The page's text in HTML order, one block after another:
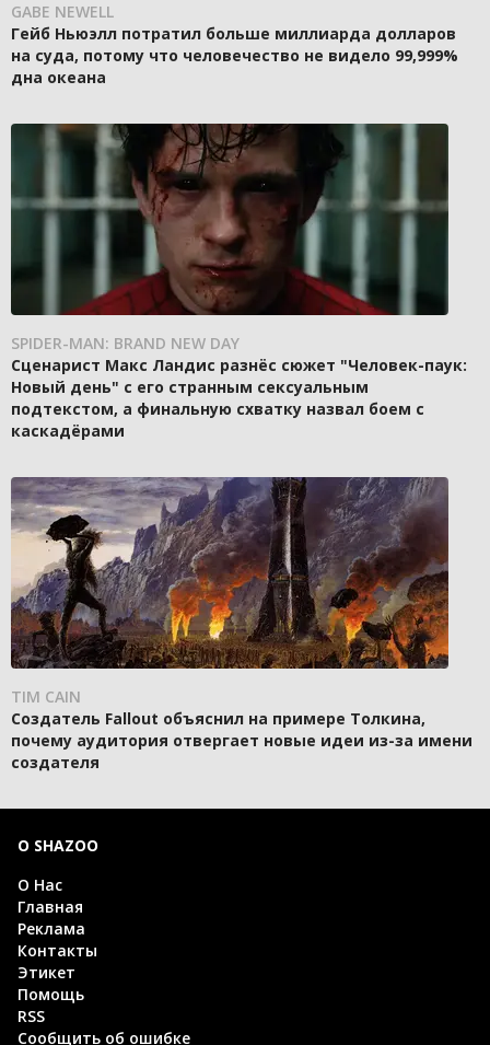
GABE NEWELL
Гейб Ньюэлл потратил больше миллиарда долларов
на суда, потому что человечество не видело 99,999%
дна океана
SPIDER-MAN: BRAND NEW DAY
Сценарист Макс Ландис разнёс сюжет "Человек-паук:
Новый день" с его странным сексуальным
подтекстом, а финальную схватку назвал боем с
каскадёрами
TIM CAIN
Создатель Fallout объяснил на примере Толкина,
почему аудитория отвергает новые идеи из-за имени
создателя
О SHAZOO
О Нас
Главная
Реклама
Контакты
Этикет
Помощь
RSS
Сообщить об ошибке